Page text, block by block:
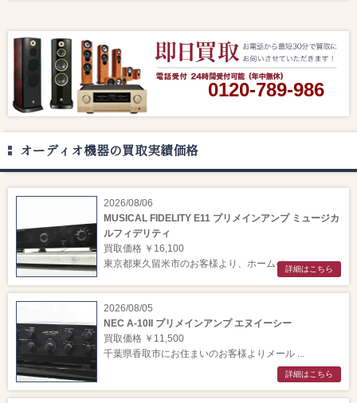
0120-789-986
オーディオ機器の買取実績価格
2026/08/06
MUSICAL FIDELITY E11 プリメインアンプ ミュージカ
ルフィデリティ
買取価格 ￥16,100
東京都東久留米市のお客様より、ホームペー ...詳細はこちら
2026/08/05
NEC A-10II プリメインアンプ エヌイーシー
買取価格 ￥11,500
千葉県香取市にお住まいのお客様よりメール ...
詳細はこちら